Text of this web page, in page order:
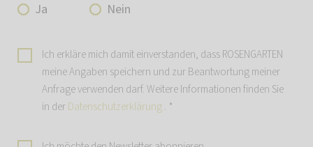
Ja
Nein
Ich erkläre mich damit einverstanden, dass ROSENGARTEN
meine Angaben speichern und zur Beantwortung meiner
Anfrage verwenden darf. Weitere Informationen finden Sie
in derDatenschutzerklärung. *